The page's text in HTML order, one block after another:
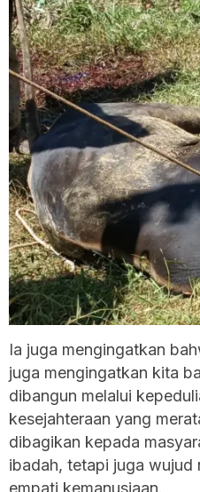
Ia juga mengingatkan
juga mengingatkan kita
dibangun melalui
kesejahteraan yang
dibagikan kepada
ibadah, tetapi juga wujud